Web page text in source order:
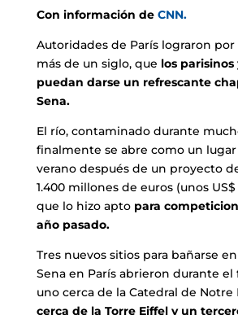
Con información de CNN.
Autoridades de París lograron
más de un siglo, que los
puedan darse un refrescante
Sena.
El río, contaminado durante
finalmente se abre como un lugar
verano después de un proyecto
1.400 millones de euros (unos
que lo hizo apto para
año pasado.
Tres nuevos sitios para bañarse
Sena en París abrieron durante el
uno cerca de la Catedral de Notre
cerca de la Torre Eiffel y un